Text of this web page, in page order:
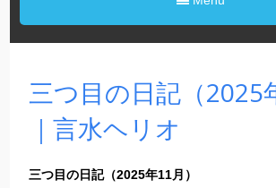
三つ目の日記（2025
｜言水ヘリオ
三つ目の日記（2025年11月）